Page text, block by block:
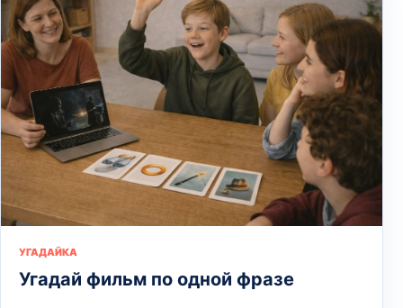
УГАДАЙКА
Угадай фильм по одной фразе